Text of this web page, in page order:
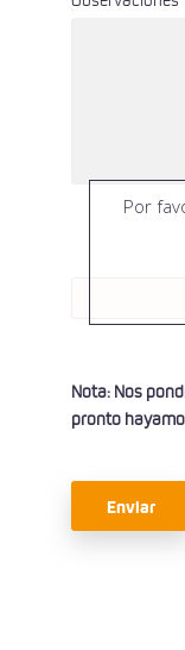
Por
Nota: Nos
pronto